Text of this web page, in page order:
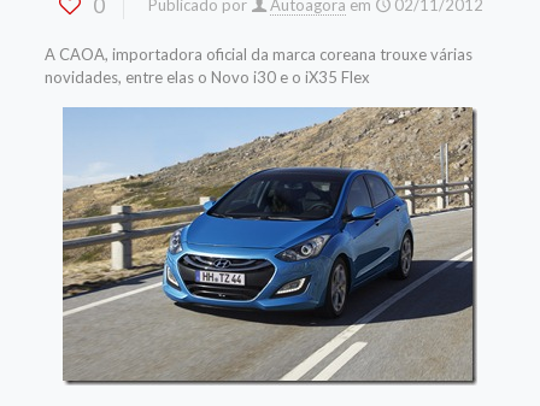
0 Publicado por Autoagora em 02/11/2012
A CAOA, importadora oficial da marca coreana trouxe várias
novidades, entre elas o Novo i30 e o iX35 Flex